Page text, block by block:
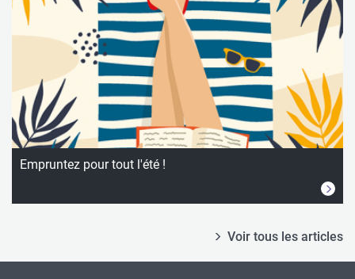
Empruntez pour tout l'été !
Voir tous les articles